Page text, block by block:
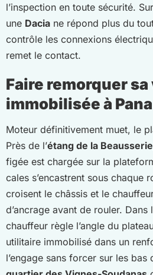
l’inspection en toute sécurité.
une Dacia ne répond plus du
contrôle les connexions
remet le contact.
Faire remorquer
immobilisée à
Moteur définitivement muet, le
Près de l’étang de la Beausserie
figée est chargée sur la
cales s’encastrent sous chaque
croisent le châssis et le
d’ancrage avant de rouler. Dans
chauffeur règle l’angle du
utilitaire immobilisé dans un
l’engage sans forcer sur les